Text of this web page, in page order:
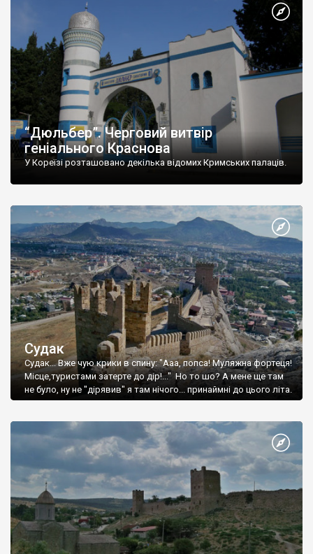
“Дюльбер”. Черговий витвір
геніального Краснова
У Кореїзі розташовано декілька відомих Кримських палаців.
Судак
Судак... Вже чую крики в спину: "Ааа, попса! Муляжна фортеця!
Місце,туристами затерте до дір!..." Но то шо? А мене ще там
не було, ну не "дірявив" я там нічого... принаймні до цього літа.